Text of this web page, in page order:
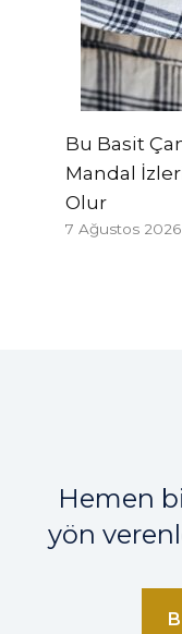
Bu Basit
Mandal
Olur
7 Ağustos 2026
Hemen
yön